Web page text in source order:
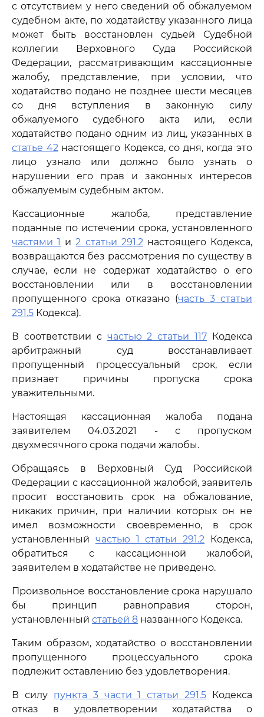
с отсутствием у него сведений об обжалуемом
судебном акте, по ходатайству указанного лица
может быть восстановлен судьей Судебной
коллегии Верховного Суда Российской
Федерации, рассматривающим кассационные
жалобу, представление, при условии, что
ходатайство подано не позднее шести месяцев
со дня вступления в законную силу
обжалуемого судебного акта или, если
ходатайство подано одним из лиц, указанных в
статье 42настоящего Кодекса, со дня, когда это
лицо узнало или должно было узнать о
нарушении его прав и законных интересов
обжалуемым судебным актом.
Кассационные жалоба, представление
поданные по истечении срока, установленного
частями 1 и2 статьи 291.2настоящего Кодекса,
возвращаются без рассмотрения по существу в
случае, если не содержат ходатайство о его
восстановлении или в восстановлении
пропущенного срока отказано (часть 3 статьи
291.5 Кодекса).
В соответствии с частью 2 статьи 117 Кодекса
арбитражный суд восстанавливает
пропущенный процессуальный срок, если
признает причины пропуска срока
уважительными.
Настоящая кассационная жалоба подана
заявителем 04.03.2021 - с пропуском
двухмесячного срока подачи жалобы.
Обращаясь в Верховный Суд Российской
Федерации с кассационной жалобой, заявитель
просит восстановить срок на обжалование,
никаких причин, при наличии которых он не
имел возможности своевременно, в срок
установленный частью 1 статьи 291.2 Кодекса,
обратиться с кассационной жалобой,
заявителем в ходатайстве не приведено.
Произвольное восстановление срока нарушало
бы принцип равноправия сторон,
установленный статьей 8 названного Кодекса.
Таким образом, ходатайство о восстановлении
пропущенного процессуального срока
подлежит оставлению без удовлетворения.
В силу пункта 3 части 1 статьи 291.5 Кодекса
отказ в удовлетворении ходатайства о